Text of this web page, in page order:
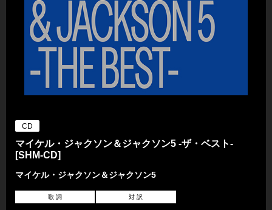
CD
マイケル・ジャクソン＆ジャクソン5 -ザ・ベスト-
[SHM-CD]
マイケル・ジャクソン＆ジャクソン5
歌 詞 対 訳